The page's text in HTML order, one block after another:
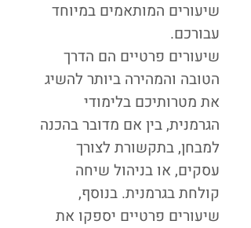
שיעורים המותאמים במיוחד
עבורכם.
שיעורים פרטיים הם הדרך
הטובה והמהירה ביותר להשיג
את מטרותיכם בלימודי
הגרמנית, בין אם מדובר בהכנה
למבחן, בתקשורת לצורך
עסקים, או בניהול שיחה
קולחת בגרמנית. בנוסף,
שיעורים פרטיים יספקו את